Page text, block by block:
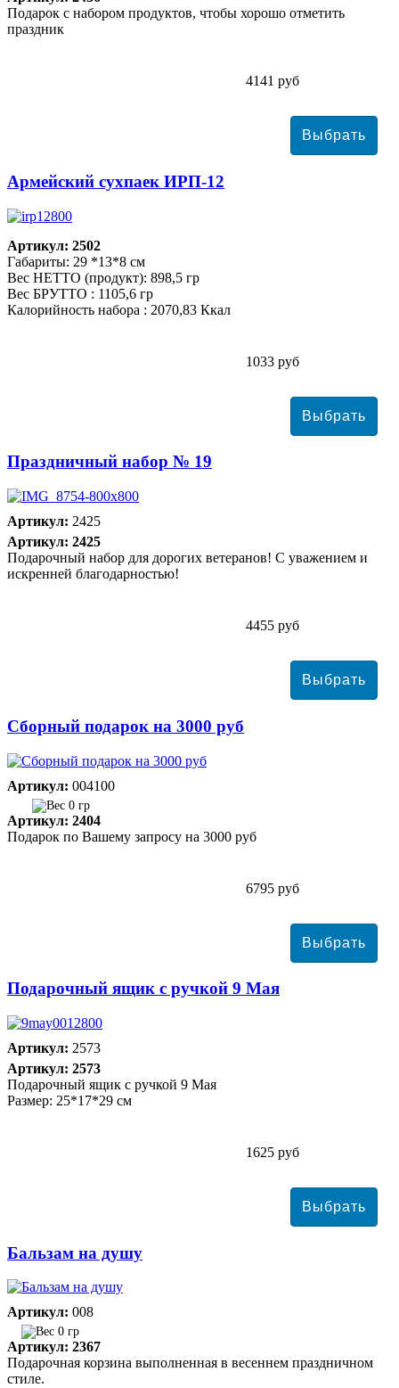
Подарок с набором продуктов, чтобы хорошо отметить
праздник
4141 руб
Армейский сухпаек ИРП-12
Артикул: 2502
Габариты: 29 *13*8 см
Вес НЕТТО (продукт): 898,5 гр
Вес БРУТТО : 1105,6 гр
Калорийность набора : 2070,83 Ккал
1033 руб
Праздничный набор № 19
Артикул: 2425
Артикул: 2425
Подарочный набор для дорогих ветеранов! С уважением и
искренней благодарностью!
4455 руб
Сборный подарок на 3000 руб
Артикул: 004100
0 гр
Артикул: 2404
Подарок по Вашему запросу на 3000 руб
6795 руб
Подарочный ящик с ручкой 9 Мая
Артикул: 2573
Артикул: 2573
Подарочный ящик с ручкой 9 Мая
Размер: 25*17*29 см
1625 руб
Бальзам на душу
Артикул: 008
0 гр
Артикул: 2367
Подарочная корзина выполненная в весеннем праздничном
стиле.